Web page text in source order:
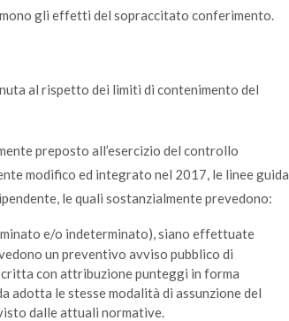
gli effetti del sopraccitato conferimento.
al rispetto dei limiti di contenimento del
preposto all’esercizio del controllo
modifico ed integrato nel 2017, le linee guida
le quali sostanzialmente prevedono:
e/o indeterminato), siano effettuate
un preventivo avviso pubblico di
con attribuzione punteggi in forma
adotta le stesse modalità di assunzione del
dalle attuali normative.